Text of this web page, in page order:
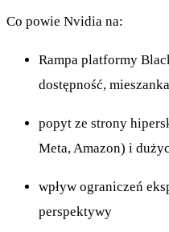
Co powie Nvidia na:
Rampa platformy
dostępność,
popyt ze strony
Meta, Amazon) i
wpływ ograniczeń
perspektywy